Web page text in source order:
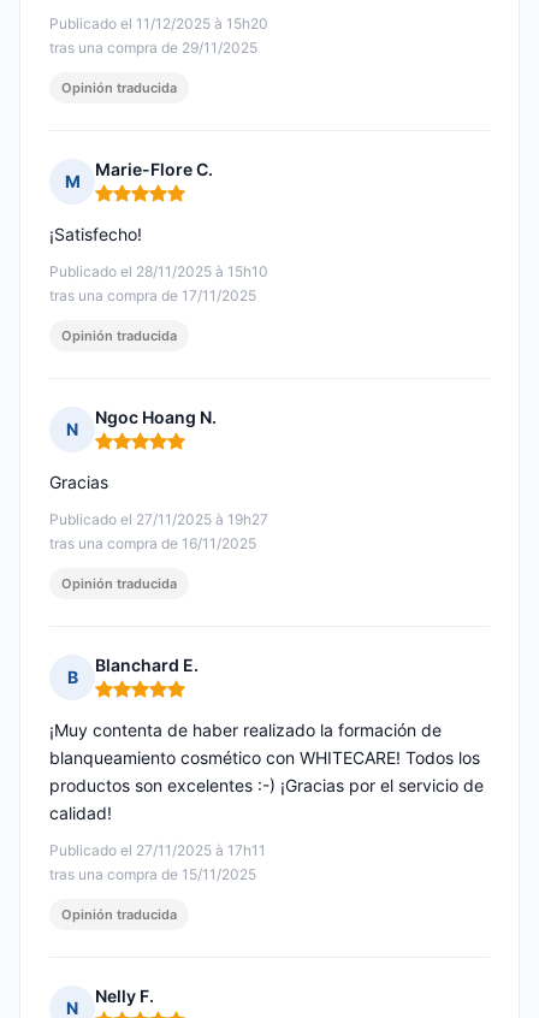
Publicado el 11/12/2025 à 15h20
tras una compra de 29/11/2025
Opinión traducida
M
Marie-Flore C.
Nota: 5 de 5
Publicado el 28/11/2025 à 15h10
tras una compra de 17/11/2025
¡Satisfecho!
Opinión traducida
N
Ngoc Hoang N.
Nota: 5 de 5
Publicado el 27/11/2025 à 19h27
tras una compra de 16/11/2025
Gracias
Opinión traducida
B
Blanchard E.
Nota: 5 de 5
Publicado el 27/11/2025 à 17h11
tras una compra de 15/11/2025
¡Muy contenta de haber realizado la formación de
blanqueamiento cosmético con WHITECARE! Todos los
productos son excelentes :-) ¡Gracias por el servicio de
calidad!
Opinión traducida
N
Nelly F.